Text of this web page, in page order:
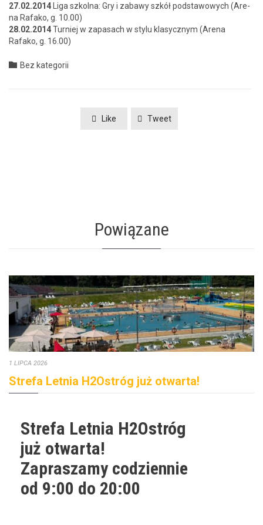
27.02.2014 Liga szkol­na: Gry i zabawy szkół pod­sta­wowych (Are­
na Rafako, g. 10.00)
28.02.2014Turniej w zapasach w sty­lu klasy­cznym (Are­na
Rafako, g. 16.00)
 Category
Bez kategorii
Like Tweet
Powiązane
1 LIPCA 2026
Strefa Letnia H2Ostróg już otwarta!
Strefa Letnia H2Ostróg
już otwarta!
Zapraszamy codziennie
od 9:00 do 20:00